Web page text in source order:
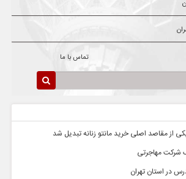
تماس با ما
از مقاصد اصلی خرید مانتو زنانه تبدیل شد